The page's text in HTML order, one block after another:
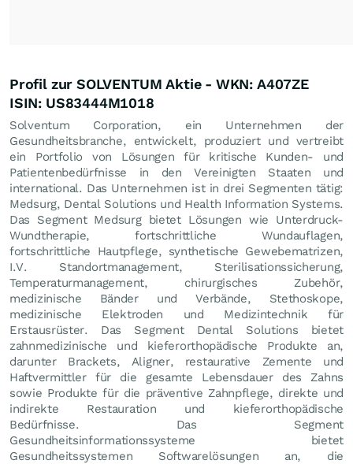
Profil zur SOLVENTUM Aktie - WKN: A407ZE
ISIN: US83444M1018
Solventum Corporation, ein Unternehmen der
Gesundheitsbranche, entwickelt, produziert und vertreibt
ein Portfolio von Lösungen für kritische Kunden- und
Patientenbedürfnisse in den Vereinigten Staaten und
international. Das Unternehmen ist in drei Segmenten tätig:
Medsurg, Dental Solutions und Health Information Systems.
Das Segment Medsurg bietet Lösungen wie Unterdruck-
Wundtherapie, fortschrittliche Wundauflagen,
fortschrittliche Hautpflege, synthetische Gewebematrizen,
I.V. Standortmanagement, Sterilisationssicherung,
Temperaturmanagement, chirurgisches Zubehör,
medizinische Bänder und Verbände, Stethoskope,
medizinische Elektroden und Medizintechnik für
Erstausrüster. Das Segment Dental Solutions bietet
zahnmedizinische und kieferorthopädische Produkte an,
darunter Brackets, Aligner, restaurative Zemente und
Haftvermittler für die gesamte Lebensdauer des Zahns
sowie Produkte für die präventive Zahnpflege, direkte und
indirekte Restauration und kieferorthopädische
Bedürfnisse. Das Segment
Gesundheitsinformationssysteme bietet
Gesundheitssystemen Softwarelösungen an, die